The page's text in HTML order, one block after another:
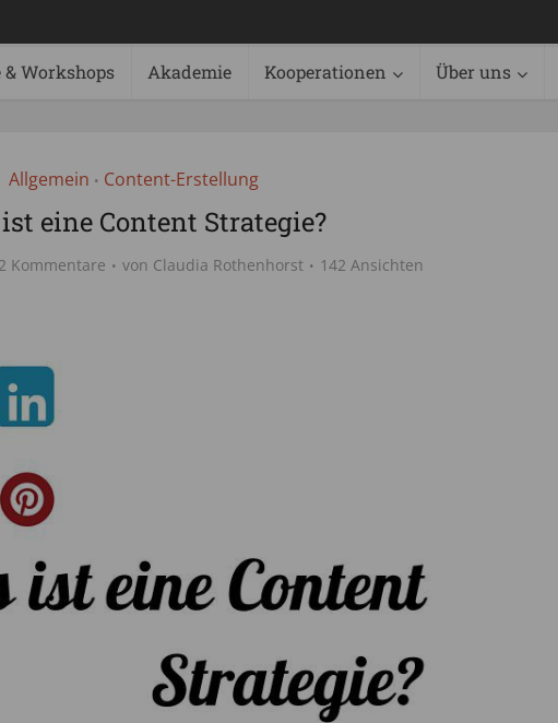
& Workshops Akademie Kooperationen Über uns
Allgemein • Content-Erstellung
eine Content Strategie?
2 Kommentare von Claudia Rothenhorst 142 Ansichten